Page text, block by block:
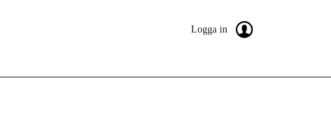
Logga in